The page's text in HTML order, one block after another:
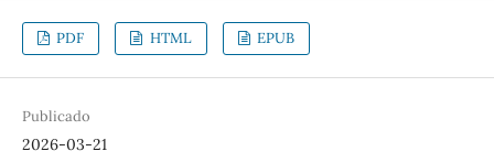
PDF HTML EPUB
Publicado
2026-03-21